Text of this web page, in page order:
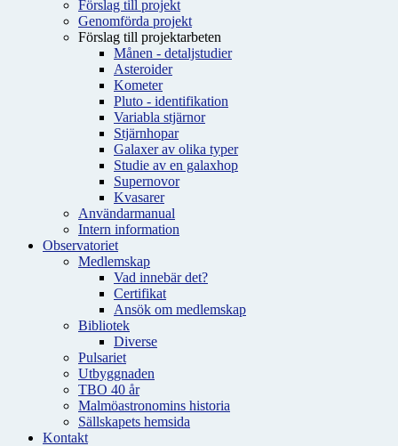
Förslag till projekt
Genomförda projekt
Förslag till projektarbeten
Månen - detaljstudier
Asteroider
Kometer
Pluto - identifikation
Variabla stjärnor
Stjärnhopar
Galaxer av olika typer
Studie av en galaxhop
Supernovor
Kvasarer
Användarmanual
Intern information
Observatoriet
Medlemskap
Vad innebär det?
Certifikat
Ansök om medlemskap
Bibliotek
Diverse
Pulsariet
Utbyggnaden
TBO 40 år
Malmöastronomins historia
Sällskapets hemsida
Kontakt